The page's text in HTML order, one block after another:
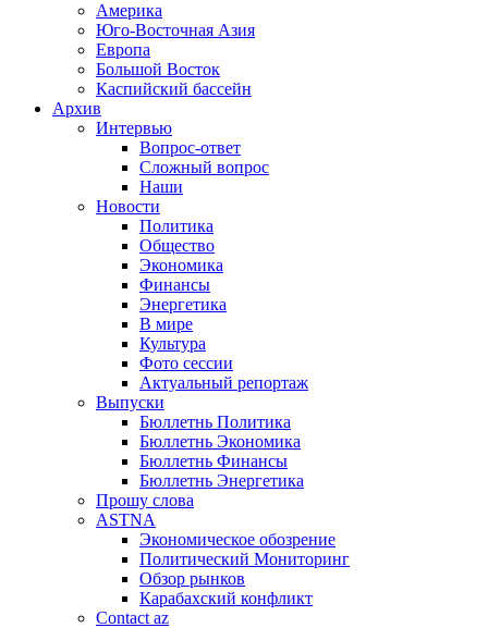
Америка
Юго-Восточная Азия
Европа
Большой Восток
Каспийский бассейн
Архив
Интервью
Вопрос-ответ
Сложный вопрос
Наши
Новости
Политика
Общество
Экономика
Финансы
Энергетика
В мире
Культура
Фото сессии
Актуальный репортаж
Выпуски
Бюллетнь Политика
Бюллетнь Экономика
Бюллетнь Финансы
Бюллетнь Энергетика
Прошу слова
ASTNA
Экономическое обозрение
Политический Мониторинг
Обзор рынков
Карабахский конфликт
Contact az